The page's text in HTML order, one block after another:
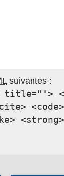
suivantes :
<strong>